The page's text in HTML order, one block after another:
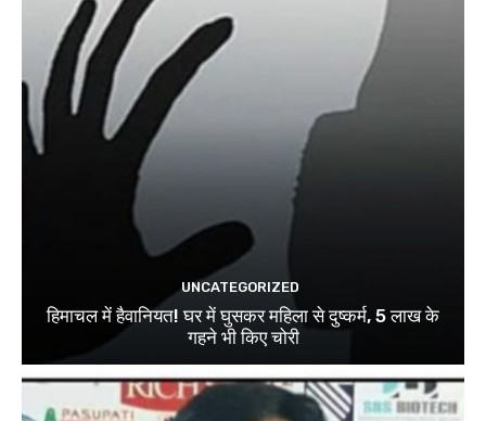
UNCATEGORIZED
हिमाचल में हैवानियत! घर में घुसकर महिला से दुष्कर्म, 5 लाख के
गहने भी किए चोरी